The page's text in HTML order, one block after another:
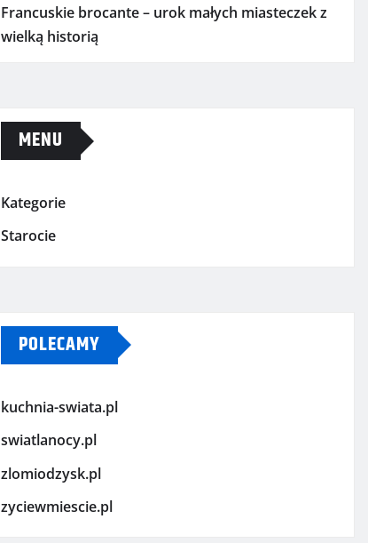
Francuskie brocante – urok małych miasteczek z
wielką historią
MENU
Kategorie
Starocie
POLECAMY
kuchnia-swiata.pl
swiatlanocy.pl
zlomiodzysk.pl
zyciewmiescie.pl